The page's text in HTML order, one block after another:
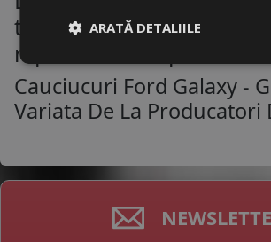
toate marcile de masini
raport calitate-pret corect
Cauciucuri Ford Galaxy -
Variata De La Producatori
ARATĂ DETALIILE